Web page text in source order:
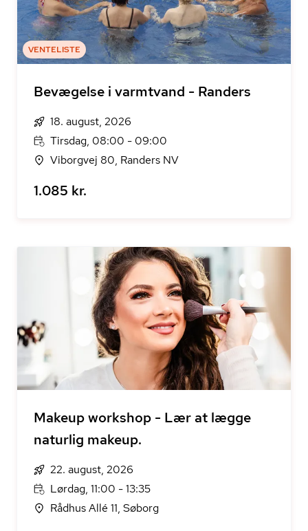
VENTELISTE
Bevægelse i varmtvand - Randers
18. august, 2026
Tirsdag, 08:00 - 09:00
Viborgvej 80, Randers NV
1.085 kr.
Makeup workshop - Lær at lægge
naturlig makeup.
22. august, 2026
Lørdag, 11:00 - 13:35
Rådhus Allé 11, Søborg